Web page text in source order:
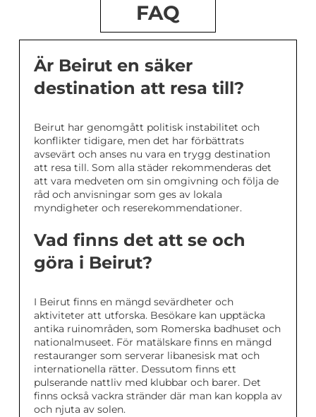
FAQ
Är Beirut en säker
destination att resa till?
Beirut har genomgått politisk instabilitet och
konflikter tidigare, men det har förbättrats
avsevärt och anses nu vara en trygg destination
att resa till. Som alla städer rekommenderas det
att vara medveten om sin omgivning och följa de
råd och anvisningar som ges av lokala
myndigheter och reserekommendationer.
Vad finns det att se och
göra i Beirut?
I Beirut finns en mängd sevärdheter och
aktiviteter att utforska. Besökare kan upptäcka
antika ruinområden, som Romerska badhuset och
nationalmuseet. För matälskare finns en mängd
restauranger som serverar libanesisk mat och
internationella rätter. Dessutom finns ett
pulserande nattliv med klubbar och barer. Det
finns också vackra stränder där man kan koppla av
och njuta av solen.